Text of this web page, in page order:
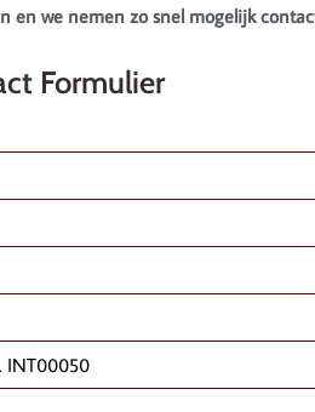
en we nemen zo snel mogelijk
Formulier